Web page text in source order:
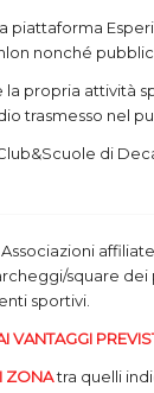
piattaforma
nonché
propria attività
trasmesso nel
di
Associazioni
square
sportivi.
VANTAGGI
ZONAtra quelli